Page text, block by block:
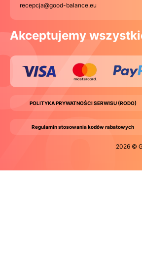
recepcja@good-balance.eu
Akceptujemy
POLITYKA PRYWATNOŚCI SERWISU (RODO)
Regulamin stosowania kodów rabatowych
2026 ©